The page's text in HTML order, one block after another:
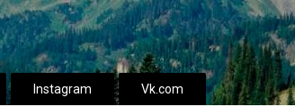
Instagram Vk.com